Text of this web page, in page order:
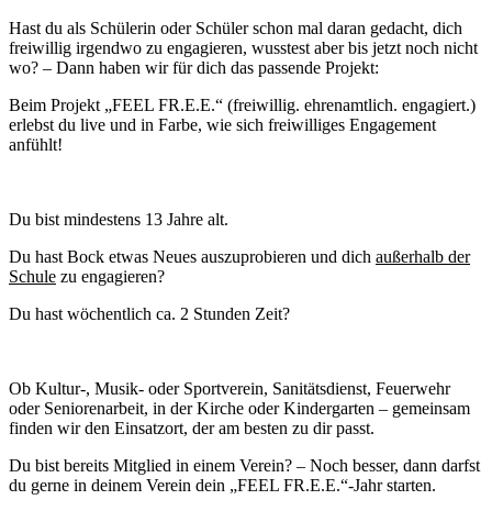
Hast du als Schülerin oder Schüler schon mal daran gedacht, dich
freiwillig irgendwo zu engagieren, wusstest aber bis jetzt noch nicht
wo? – Dann haben wir für dich das passende Projekt:
Beim Projekt „FEEL FR.E.E.“ (freiwillig. ehrenamtlich. engagiert.)
erlebst du live und in Farbe, wie sich freiwilliges Engagement
anfühlt!
Du bist mindestens 13 Jahre alt.
Du hast Bock etwas Neues auszuprobieren und dich außerhalb der
Schule zu engagieren?
Du hast wöchentlich ca. 2 Stunden Zeit?
Ob Kultur-, Musik- oder Sportverein, Sanitätsdienst, Feuerwehr
oder Seniorenarbeit, in der Kirche oder Kindergarten – gemeinsam
finden wir den Einsatzort, der am besten zu dir passt.
Du bist bereits Mitglied in einem Verein? – Noch besser, dann darfst
du gerne in deinem Verein dein „FEEL FR.E.E.“-Jahr starten.